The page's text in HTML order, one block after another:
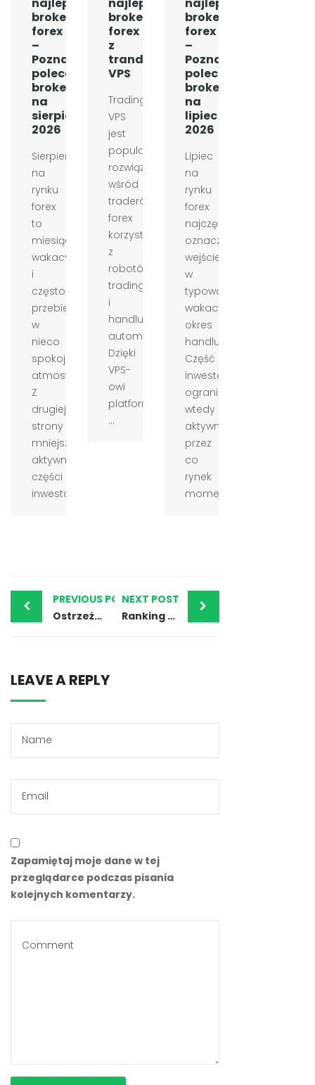
brokerów
forex
–
Poznaj
polecanych
brokerów
na
sierpień
2026
Sierpień
na
rynku
forex
to
miesiąc
wakacyjny
i
często
przebiega
w
nieco
spokojniejszej
atmosferze.
Z
drugiej
strony
mniejsza
aktywność
części
inwestor...
brokerów
forex
z
tranding
VPS
Trading
VPS
jest
popularnym
rozwiązaniem
wśród
traderów
forex
korzystających
z
robotów
tradingowych
i
handlu
automatycznego.
Dzięki
VPS-
owi
platforma
...
brokerów
forex
–
Poznaj
polecanych
brokerów
na
lipiec
2026
Lipiec
na
rynku
forex
najczęściej
oznacza
wejście
w
typowo
wakacyjny
okres
handlu.
Część
inwestorów
ogranicza
wtedy
aktywność,
przez
co
rynek
momentam...
PREVIOUS POST
Ostrzeżenia – Capital Mog Co Ltd. i nasza opinia
NEXT POST
Ranking najlepszych brokerów forex – poznaj polecanych brokerów na maj 2025
LEAVE A REPLY
Zapamiętaj moje dane w tej
przeglądarce podczas pisania
kolejnych komentarzy.